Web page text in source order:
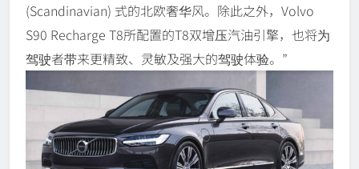
(Scandinavian) 式的北欧奢华风。除此之外，Volvo
S90 Recharge T8所配置的T8双增压汽油引擎，也将为
驾驶者带来更精致、灵敏及强大的驾驶体验。”